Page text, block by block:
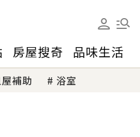
房屋搜奇 品味生活
補助 浴室